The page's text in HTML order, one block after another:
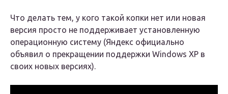
Что делать тем, у кого такой копки нет или новая
версия просто не поддерживает установленную
операционную систему (Яндекс официально
объявил о прекращении поддержки Windows XP в
своих новых версиях).